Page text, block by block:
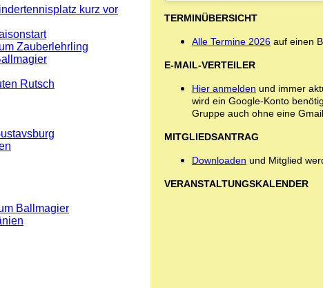
kurz vor
Zauberlehrling
Rutsch
Ballmagier
TERMINÜBERSICHT
Alle Termine 2026 auf einen
E-MAIL-VERTEILER
Hier anmelden und immer
wird ein Google-Konto
Gruppe auch ohne eine
MITGLIEDSANTRAG
Downloaden und Mitglied
VERANSTALTUNGSKALENDER